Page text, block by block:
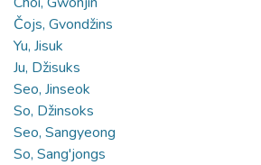
Čojs, Gvondžins
Yu, Jisuk
Ju, Džisuks
Seo, Jinseok
So, Džinsoks
Seo, Sangyeong
So, Sang'jongs